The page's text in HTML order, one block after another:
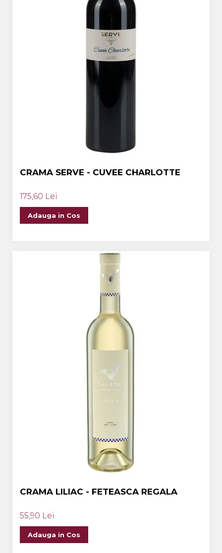
CRAMA SERVE - CUVEE CHARLOTTE
175,60 Lei
Adauga in Cos
CRAMA LILIAC - FETEASCA REGALA
55,90 Lei
Adauga in Cos